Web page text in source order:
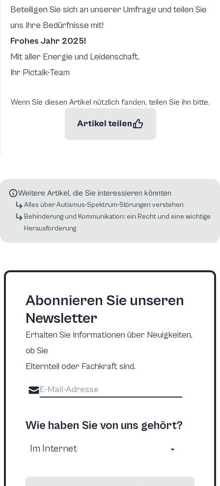
Beteiligen Sie sich an unserer Umfrage und teilen Sie
uns Ihre Bedürfnisse mit!
Frohes Jahr 2025!
Mit aller Energie und Leidenschaft,
Ihr Pictalk-Team
Wenn Sie diesen Artikel nützlich fanden, teilen Sie ihn bitte.
Artikel teilen
Weitere Artikel, die Sie interessieren könnten
Alles über Autismus-Spektrum-Störungen verstehen
Behinderung und Kommunikation: ein Recht und eine wichtige
Herausforderung
Abonnieren Sie unseren
Newsletter
Erhalten Sie Informationen über Neuigkeiten,
ob Sie
Elternteil oder Fachkraft sind.
Wie haben Sie von uns gehört?